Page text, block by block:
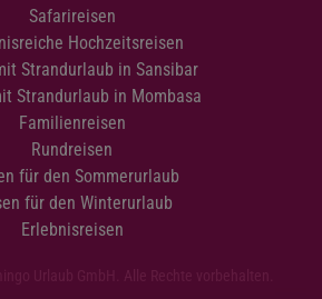
Safarireisen
Hochzeitsreisen
Strandurlaub in Sansibar
Strandurlaub in Mombasa
Familienreisen
Rundreisen
für den Sommerurlaub
für den Winterurlaub
Erlebnisreisen